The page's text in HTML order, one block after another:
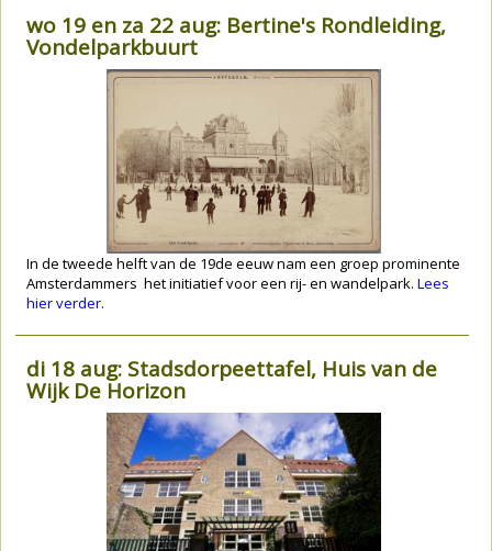
wo 19 en za 22 aug: Bertine's Rondleiding,
Vondelparkbuurt
In de tweede helft van de 19de eeuw nam een groep prominente
Amsterdammers het initiatief voor een rij- en wandelpark. Lees
hier verder.
di 18 aug: Stadsdorpeettafel, Huis van de
Wijk De Horizon